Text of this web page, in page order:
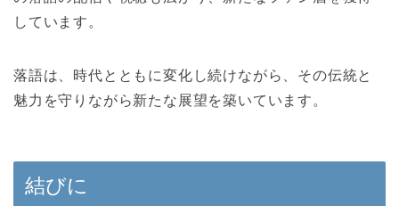
しています。
落語は、時代とともに変化し続けながら、その伝統と
魅力を守りながら新たな展望を築いています。
結びに